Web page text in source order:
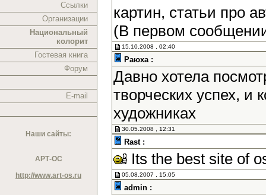
Ссылки
Организации
Национальный
колорит
Гостевая книга
Форум
E-mail
Наши сайты:
АРТ-ОС
http://www.art-os.ru
картин, статьи про
(В первом
15.10.2008 , 02:40
Раюха :
Давно хотела
творческих успех,
художниках
30.05.2008 , 12:31
Rast :
Its the best site of
05.08.2007 , 15:05
admin :